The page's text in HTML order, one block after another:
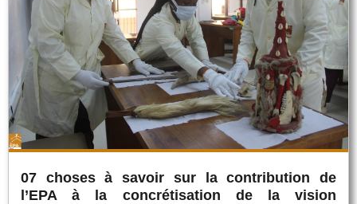
07 choses à savoir sur la contribution de
l’EPA à la concrétisation de la vision